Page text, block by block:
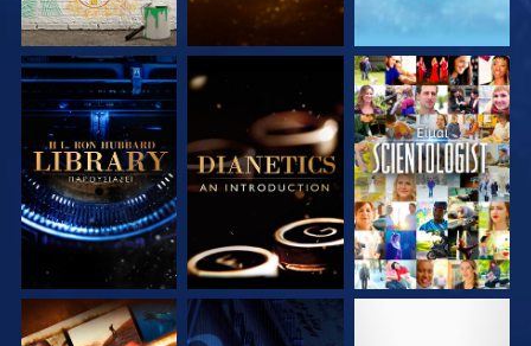
ΕΞΕΡΕΥΝΗΣΤΕ ΤΗ
ΣΕΙΡΑ
ΕΞΕΡΕΥΝΗΣΤΕ ΤΗ
ΣΕΙΡΑ
ΠΑΡΑΚΟΛΟΥΘΗΣΤΕ